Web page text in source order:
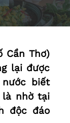
Cần Thơ)
lại được
biết
là nhờ tại
độc đáo